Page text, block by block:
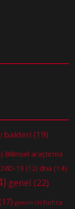
bakteri (19)
Bilimsel araştırma
19 (12) dna (14)
genel (22)
genom (9) hafıza